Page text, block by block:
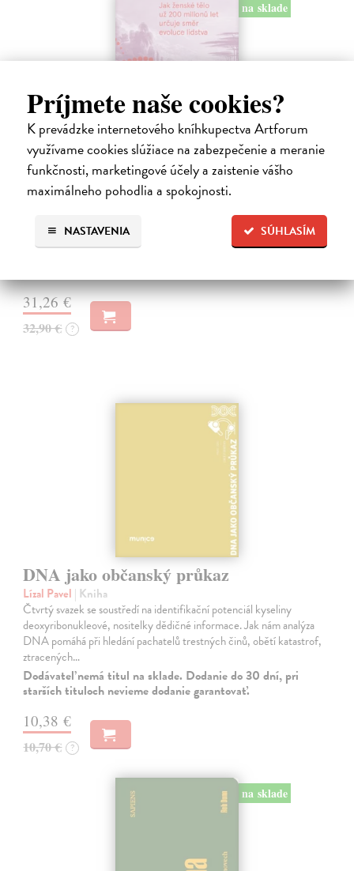
Príjmete naše cookies?
K prevádzke internetového kníhkupectva Artforum
využívame cookies slúžiace na zabezpečenie a meranie
funkčnosti, marketingové účely a zaistenie vášho
maximálneho pohodlia a spokojnosti.
SÚHLASÍM
NASTAVENIA
na sklade
Eva
Kniha, která splácí staletý dluh ženám i evoluční biologii. Kniha Eva
sleduje strhující příběh vývoje ženského těla od prvních savců po
současnost.
31,26 €
32,90 € ?
DNA jako občanský průkaz
Lízal Pavel | Kniha
Čtvrtý svazek se soustředí na identifikační potenciál kyseliny
deoxyribonukleové, nositelky dědičné informace. Jak nám analýza
DNA pomáhá při hledání pachatelů trestných činů, obětí katastrof,
ztracených…
Dodávateľ nemá titul na sklade. Dodanie do 30 dní, pri
starších tituloch nevieme dodanie garantovať.
10,38 €
10,70 € ?
na sklade